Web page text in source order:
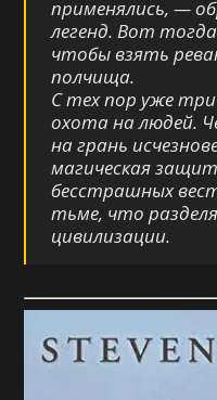
применялись, —
легенд. Вот
чтобы взять
полчища.
С тех пор уже
охота на людей.
на грань
магическая
бесстрашных
тьме, что
цивилизации.